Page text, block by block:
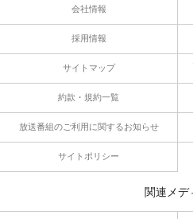
会社情報
採用情報
サイトマップ
約款・規約一覧
放送番組のご利用に関するお知らせ
サイトポリシー
関連メデ